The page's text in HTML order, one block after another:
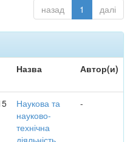
назад 1 далі
Назва Автор(и)
Наукова та
науково-
технічна
діяльність
-